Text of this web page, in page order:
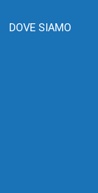
DOVE SIAMO